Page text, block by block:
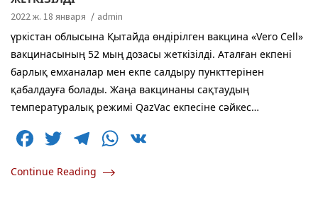
2022 ж. 18 января admin
үркістан облысына Қытайда өндірілген вакцина «Vero Cell»
вакцинасының 52 мың дозасы жеткізілді. Аталған екпені
барлық емханалар мен екпе салдыру пункттерінен
қабалдауға болады. Жаңа вакцинаны сақтаудың
температуралық режимі QazVac екпесіне сәйкес…
F
c
T
w
itt
T
e
W
Continue Reading